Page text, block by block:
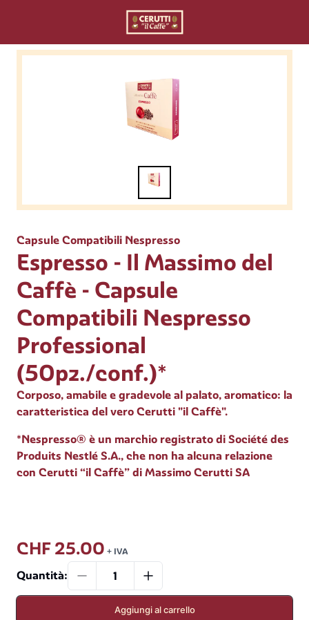
Capsule Compatibili Nespresso
Espresso - Il Massimo del
Caffè - Capsule
Compatibili Nespresso
Professional
(50pz./conf.)*
Corposo, amabile e gradevole al palato, aromatico: la
caratteristica del vero Cerutti "il Caffè".
*Nespresso® è un marchio registrato di Société des
Produits Nestlé S.A., che non ha alcuna relazione
con Cerutti “il Caffè” di Massimo Cerutti SA
CHF 25.00 + IVA
Quantità:
Aggiungi al carrello